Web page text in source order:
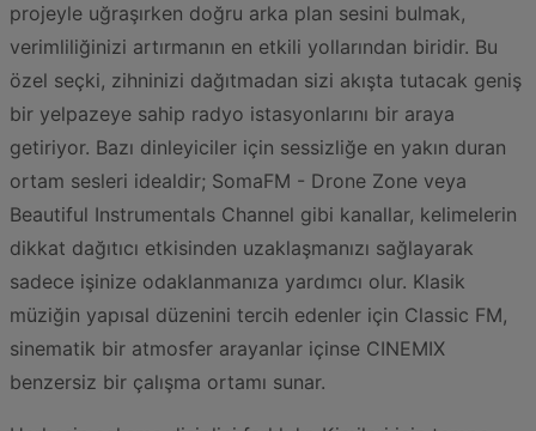
projeyle uğraşırken doğru arka plan sesini bulmak,
verimliliğinizi artırmanın en etkili yollarından biridir. Bu
özel seçki, zihninizi dağıtmadan sizi akışta tutacak geniş
bir yelpazeye sahip radyo istasyonlarını bir araya
getiriyor. Bazı dinleyiciler için sessizliğe en yakın duran
ortam sesleri idealdir; SomaFM - Drone Zone veya
Beautiful Instrumentals Channel gibi kanallar, kelimelerin
dikkat dağıtıcı etkisinden uzaklaşmanızı sağlayarak
sadece işinize odaklanmanıza yardımcı olur. Klasik
müziğin yapısal düzenini tercih edenler için Classic FM,
sinematik bir atmosfer arayanlar içinse CINEMIX
benzersiz bir çalışma ortamı sunar.